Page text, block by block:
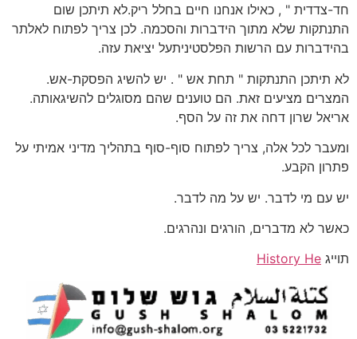
חד-צדדית " , כאילו אנחנו חיים בחלל ריק.לא תיתכן שום
התנתקות שלא מתוך הידברות והסכמה. לכן צריך לפתוח לאלתר
בהידברות עם הרשות הפלסטיניתעל יציאת עזה.
לא תיתכן התנתקות " תחת אש " . יש להשיג הפסקת-אש.
המצרים מציעים זאת. הם טוענים שהם מסוגלים להשיגאותה.
אריאל שרון דחה את זה על הסף.
ומעבר לכל אלה, צריך לפתוח סוף-סוף בתהליך מדיני אמיתי על
פתרון הקבע.
יש עם מי לדבר. יש על מה לדבר.
כאשר לא מדברים, הורגים ונהרגים.
תוייג History He